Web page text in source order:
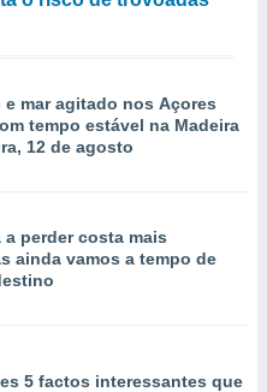
mar agitado nos Açores
tempo estável na Madeira
12 de agosto
a perder costa mais
ainda vamos a tempo de
5 factos interessantes que